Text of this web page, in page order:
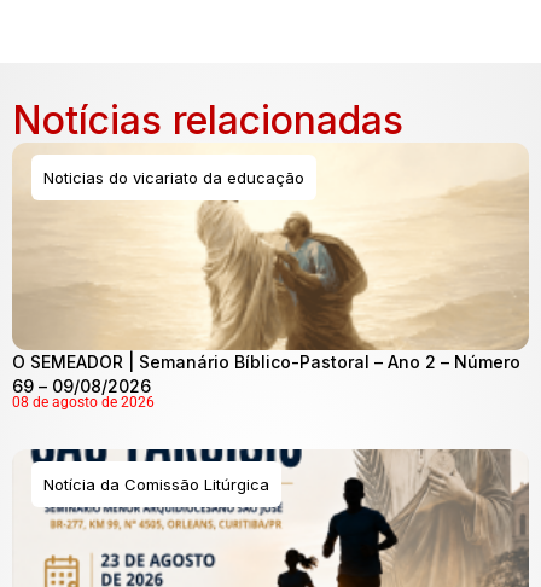
Notícias relacionadas
Noticias do vicariato da educação
O SEMEADOR | Semanário Bíblico-Pastoral – Ano 2 – Número
69 – 09/08/2026
08 de agosto de 2026
Notícia da Comissão Litúrgica